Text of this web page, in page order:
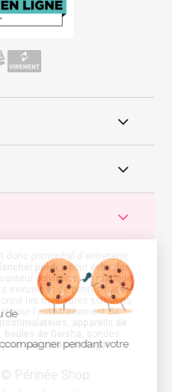
pelvienpour éviter les
pelvienne, de manque
sexuels et de petitesfuites
les meilleures solutions
pour l'auto-traitement de
exercices de Kegel.
Périnée Shop
de
accompagner pendant votre